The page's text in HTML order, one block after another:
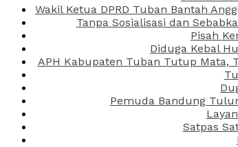
Wakil Ketua DPRD Tuban Bantah
Tanpa Sosialisasi dan
Pisah
Diduga Kebal
APH Kabupaten Tuban Tutup Mata,
Pemuda Bandung
Satpas